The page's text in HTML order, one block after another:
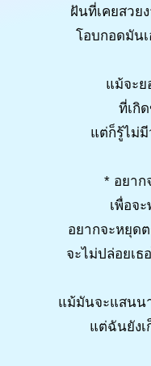
ฝันที่เคยสวย
โอบกอดมัน
แม้จะ
ที่เกิ
แต่ก็รู้ไม่มี
* อยาก
เพื่อจ
อยากจะหยุด
จะไม่ปล่อยเธ
แม้มันจะแสนน
แต่ฉันยังเ